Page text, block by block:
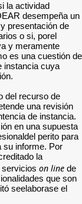
la actividad
desempeña un
presentación de
o si, porel
y meramente
es una cuestión de
instancia cuya
del recurso de
una revisión
de instancia.
en una supuesta
perito para
su informe. Por
la
servicios on line de
que son
seelaborase el